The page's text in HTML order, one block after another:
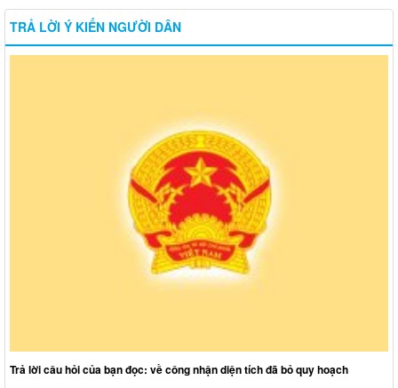
TRẢ LỜI Ý KIẾN NGƯỜI DÂN
Trả lời câu hỏi của bạn đọc: về công nhận diện tích đã bỏ quy hoạch